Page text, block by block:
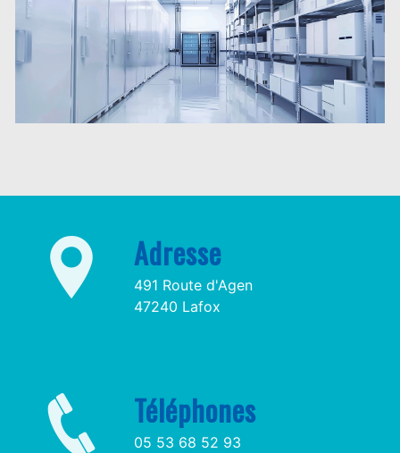
Adresse
491 Route d'Agen
47240 Lafox
Téléphones
05 53 68 52 93